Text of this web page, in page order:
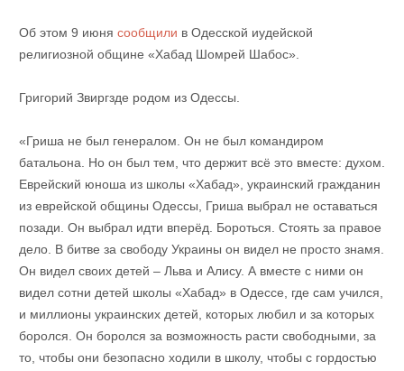
Об этом 9 июня сообщили в Одесской иудейской
религиозной общине «Хабад Шомрей Шабос».
Григорий Звиргзде родом из Одессы.
«Гриша не был генералом. Он не был командиром
батальона. Но он был тем, что держит всё это вместе: духом.
Еврейский юноша из школы «Хабад», украинский гражданин
из еврейской общины Одессы, Гриша выбрал не оставаться
позади. Он выбрал идти вперёд. Бороться. Стоять за правое
дело. В битве за свободу Украины он видел не просто знамя.
Он видел своих детей – Льва и Алису. А вместе с ними он
видел сотни детей школы «Хабад» в Одессе, где сам учился,
и миллионы украинских детей, которых любил и за которых
боролся. Он боролся за возможность расти свободными, за
то, чтобы они безопасно ходили в школу, чтобы с гордостью